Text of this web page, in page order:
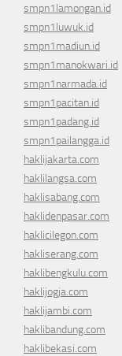
smpn1lamongan.id
smpn1luwuk.id
smpn1madiun.id
smpn1manokwari.id
smpn1narmada.id
smpn1pacitan.id
smpn1padang.id
smpn1pailangga.id
haklijakarta.com
haklilangsa.com
haklisabang.com
haklidenpasar.com
haklicilegon.com
hakliserang.com
haklibengkulu.com
haklijogja.com
haklijambi.com
haklibandung.com
haklibekasi.com